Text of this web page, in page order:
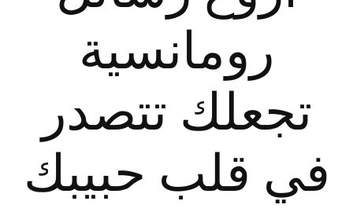
رومانسية
تجعلك تتصدر
في قلب حبيبك